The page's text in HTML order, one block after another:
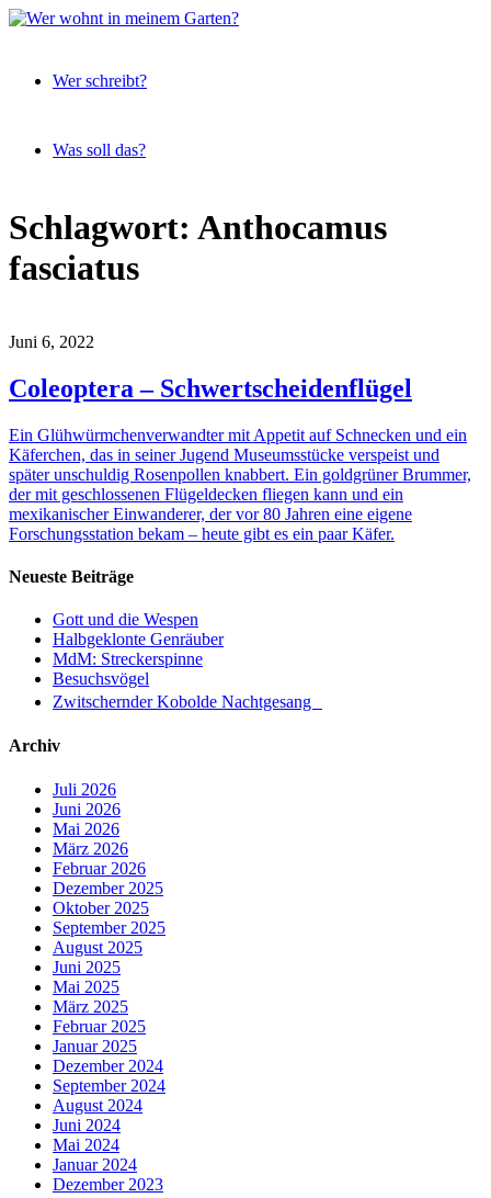
wohnt
meinem
vor der
Terrassentür
Wer schreibt?
Was soll das?
Skip
to
content
Schlagwort: Anthocamus
fasciatus
Juni 6, 2022
Coleoptera – Schwertscheidenflügel
Ein Glühwürmchenverwandter mit Appetit auf Schnecken und ein
Käferchen, das in seiner Jugend Museumsstücke verspeist und
später unschuldig Rosenpollen knabbert. Ein goldgrüner Brummer,
der mit geschlossenen Flügeldecken fliegen kann und ein
mexikanischer Einwanderer, der vor 80 Jahren eine eigene
Forschungsstation bekam – heute gibt es ein paar Käfer.
Neueste Beiträge
Gott und die Wespen
Halbgeklonte Genräuber
MdM: Streckerspinne
Besuchsvögel
Zwitschernder Kobolde Nachtgesang
Archiv
Juli 2026
Juni 2026
Mai 2026
März 2026
Februar 2026
Dezember 2025
Oktober 2025
September 2025
August 2025
Juni 2025
Mai 2025
März 2025
Februar 2025
Januar 2025
Dezember 2024
September 2024
August 2024
Juni 2024
Mai 2024
Januar 2024
Dezember 2023